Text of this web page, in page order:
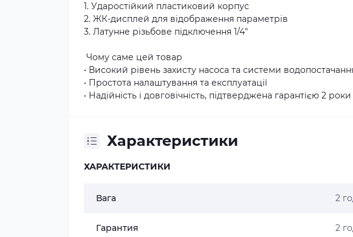
1. Ударостійкий пластиковий корпус
2. ЖК-дисплей для відображення параметрів
3. Латунне різьбове підключення 1/4"
Чому саме цей товар
• Високий рівень захисту насоса та системи
• Простота налаштування та експлуатації
• Надійність і довговічність, підтверджена гарантією 2 роки
Характеристики
ХАРАКТЕРИСТИКИ
Вага 2
Гарантия 2